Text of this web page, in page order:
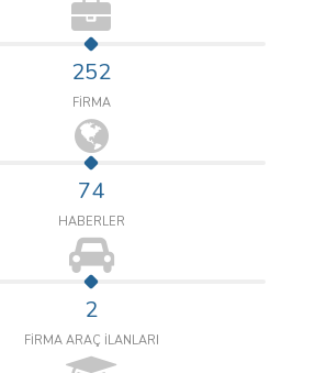
252
FİRMA
74
HABERLER
2
FİRMA ARAÇ İLANLARI